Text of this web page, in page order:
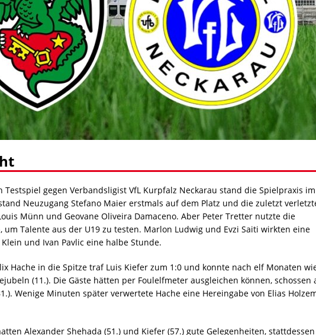
Testspiel gegen Verbandsligist VfL Kurpfalz Neckarau stand die Spielpraxis im
Neuzugang Stefano Maier erstmals auf dem Platz und die zuletzt
Münn und Geovane Oliveira Damaceno. Aber Peter Tretter nutzte die
um Talente aus der U19 zu testen. Marlon Ludwig und Evzi Saiti wirkten eine
und Ivan Pavlic eine halbe Stunde.
Hache in die Spitze traf Luis Kiefer zum 1:0 und konnte nach elf Monaten
(11.). Die Gäste hätten per Foulelfmeter ausgleichen können, schossen
Wenige Minuten später verwertete Hache eine Hereingabe von Elias
Alexander Shehada (51.) und Kiefer (57.) gute Gelegenheiten, stattdessen